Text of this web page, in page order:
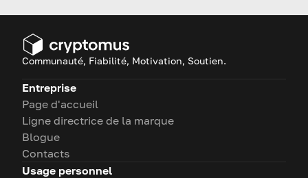
Communauté, Fiabilité, Motivation, Soutien.
Entreprise
Page d'accueil
Ligne directrice de la marque
Blogue
Contacts
Usage personnel